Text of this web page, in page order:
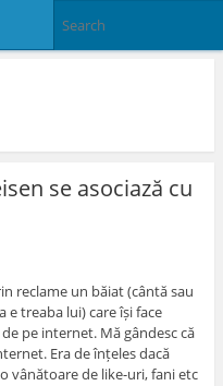
se asociază cu
reclame un băiat (cântă sau
e treaba lui) care își face
pe internet. Mă gândesc că
Era de înțeles dacă
vânătoare de like-uri, fani etc